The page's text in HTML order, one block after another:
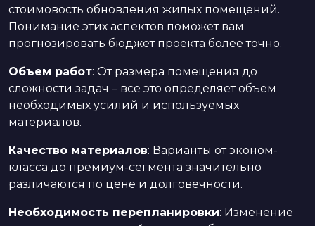
стоимовость обновления жилых помещений.
Понимание этих аспектов поможет вам
прогнозировать бюджет проекта более точно.
Объем работ: От размера помещения до
сложности задач – все это определяет объем
необходимых усилий и используемых
материалов.
Качество материалов: Варианты от эконом-
класса до премиум-сегмента значительно
различаются по цене и долговечности.
Необходимость перепланировки: Изменение